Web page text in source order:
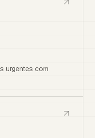
urgentes com